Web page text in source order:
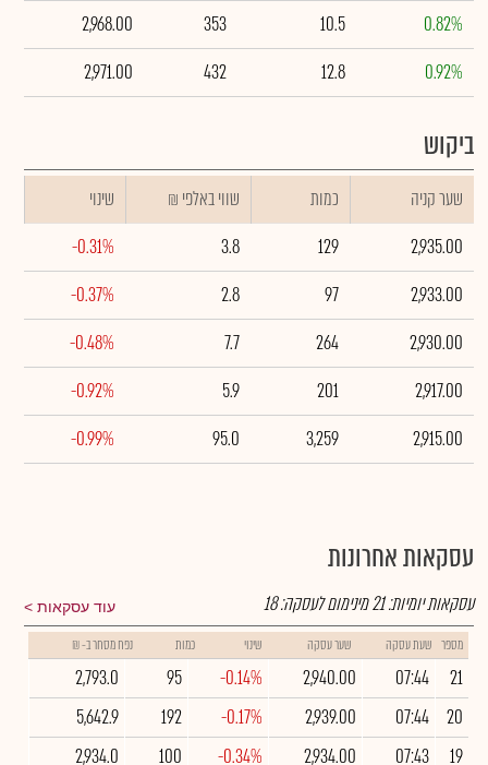
0.82%
10.5
353
2,968.00
0.92%
12.8
432
2,971.00
ביקוש
שער קניה כמות ₪ שווי באלפי
שינוי
2,935.00
129
3.8
-0.31%
2,933.00
97
2.8
-0.37%
2,930.00
264
7.7
-0.48%
2,917.00
201
5.9
-0.92%
2,915.00
3,259
95.0
-0.99%
עסקאות אחרונות
עוד עסקאות עסקאות יומיות:21מינימום לעסקה:18
מספר שעת עסקה שער עסקה שינוי כמות נפח מסחר ב- ₪
21
07:44
2,940.00
-0.14%
95
2,793.0
20
07:44
2,939.00
-0.17%
192
5,642.9
19
07:43
2,934.00
-0.34%
100
2,934.0